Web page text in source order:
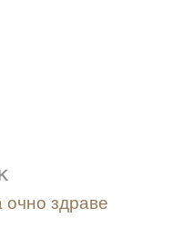
очно здраве